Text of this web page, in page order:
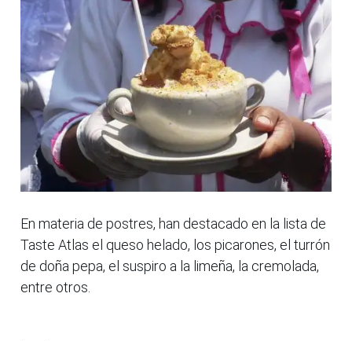
En materia de postres, han destacado en la lista de
Taste Atlas el queso helado, los picarones, el turrón
de doña pepa, el suspiro a la limeña, la cremolada,
entre otros.